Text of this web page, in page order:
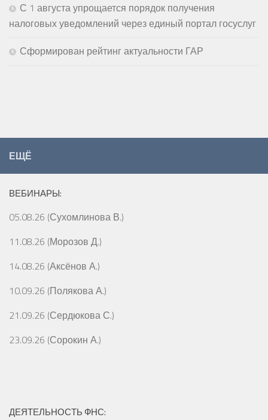
С 1 августа упрощается порядок получения
налоговых уведомлений через единый портал госуслуг
Сформирован рейтинг актуальности ГАР
ЕЩЁ
ВЕБИНАРЫ:
05.08.26 (Сухомлинова В.)
11.08.26 (Морозов Д.)
14.08.26 (Аксёнов А.)
10.09.26 (Полякова А.)
21.09.26 (Сердюкова С.)
23.09.26 (Сорокин А.)
ДЕЯТЕЛЬНОСТЬ ФНС: